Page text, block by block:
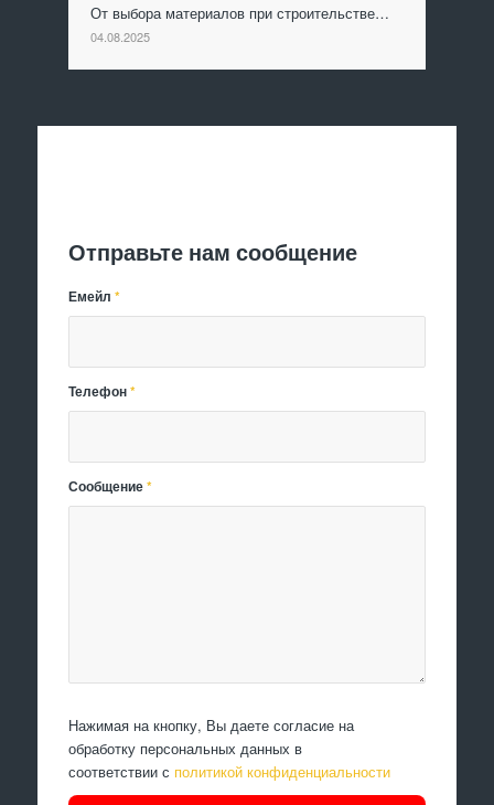
От выбора материалов при строительстве…
04.08.2025
Отправьте нам сообщение
Емейл*
Телефон*
Сообщение*
Нажимая на кнопку, Вы даете согласие на
обработку персональных данных в
соответствии с политикой конфиденциальности